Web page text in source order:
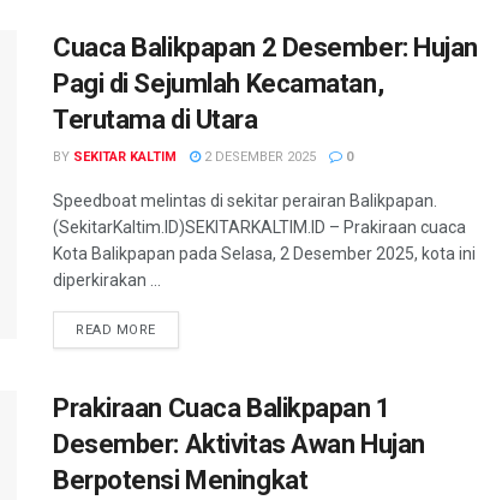
Cuaca Balikpapan 2 Desember: Hujan
Pagi di Sejumlah Kecamatan,
Terutama di Utara
BY SEKITAR KALTIM 2 DESEMBER 2025 0
Speedboat melintas di sekitar perairan Balikpapan.
(SekitarKaltim.ID)SEKITARKALTIM.ID – Prakiraan cuaca
Kota Balikpapan pada Selasa, 2 Desember 2025, kota ini
diperkirakan ...
READ MORE
Prakiraan Cuaca Balikpapan 1
Desember: Aktivitas Awan Hujan
Berpotensi Meningkat